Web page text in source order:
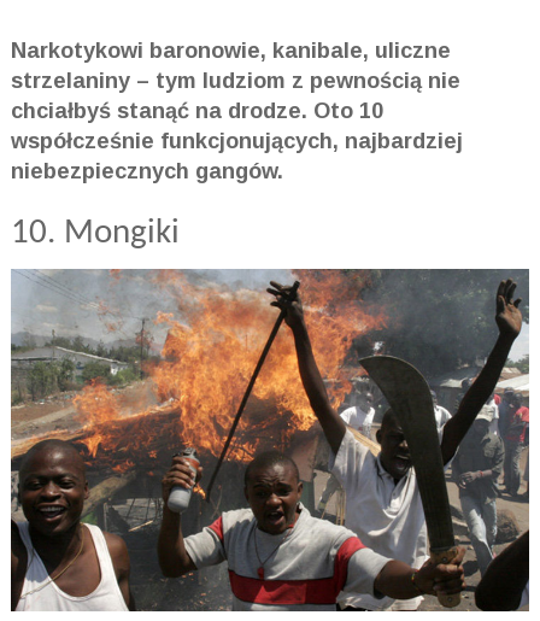
Narkotykowi baronowie, kanibale, uliczne
strzelaniny – tym ludziom z pewnością nie
chciałbyś stanąć na drodze. Oto 10
współcześnie funkcjonujących, najbardziej
niebezpiecznych gangów.
10. Mongiki